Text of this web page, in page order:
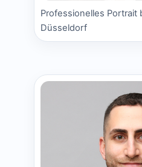
Professionelles Portrait
Düsseldorf